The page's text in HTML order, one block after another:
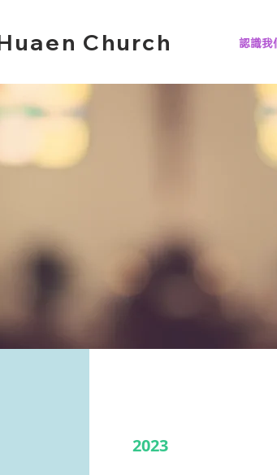
Church 認識我
2023